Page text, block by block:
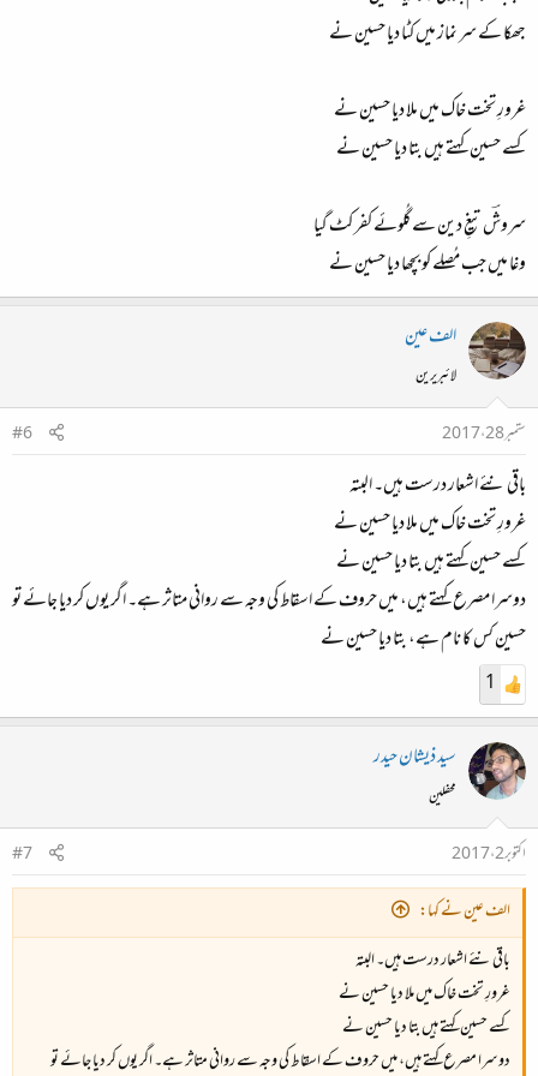
÷÷÷تمام درست
÷÷÷ٹھیک۔
بقائے دیں کے واسطے سوالِ سر اُٹھا ہی تھا
جو تھے نُجومِ فرش، جا ملے نُجُوم عرش سے
جنابِ خضر کو اب آرزوئے موت کیوں نہ ہو
کہ موت ہی کو زندگی بنا دیا حسین نے
÷÷÷تمام درست
جھکا کے سر نماز میں کٹا دیا حسین نے
غرورِ تخت خاک میں ملا دیا حسین نے
کسے حسین کہتے ہیں بتا دیا حسین نے
سروشؔ تیغِ دین سے گُلوئے کفر کٹ گیا
وغا میں جب مُصلے کو بچھا دیا حسین نے
الف عین
لائبریرین
ستمبر 28، 2017
#6
باقی نئے اشعار درست ہیں۔ البتہ
غرورِ تخت خاک میں ملا دیا حسین نے
کسے حسین کہتے ہیں بتا دیا حسین نے
دوسرا مصرع کہتے ہیں، میں حروف کے اسقاط کی وجہ سے روانی متاثر ہے۔ اگر یوں کر دیا جائے تو
حسین کس کا نام ہے، بتا دیا حسین نے
1
سید ذیشان حیدر
محفلین
اکتوبر 2، 2017
#7
الف عین نے کہا:
باقی نئے اشعار درست ہیں۔ البتہ
غرورِ تخت خاک میں ملا دیا حسین نے
کسے حسین کہتے ہیں بتا دیا حسین نے
دوسرا مصرع کہتے ہیں، میں حروف کے اسقاط کی وجہ سے روانی متاثر ہے۔ اگر یوں کر دیا جائے تو